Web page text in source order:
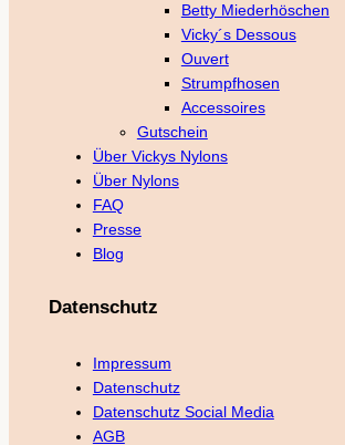
Betty Miederhöschen
Vicky´s Dessous
Ouvert
Strumpfhosen
Accessoires
Gutschein
Über Vickys Nylons
Über Nylons
FAQ
Presse
Blog
Datenschutz
Impressum
Datenschutz
Datenschutz Social Media
AGB